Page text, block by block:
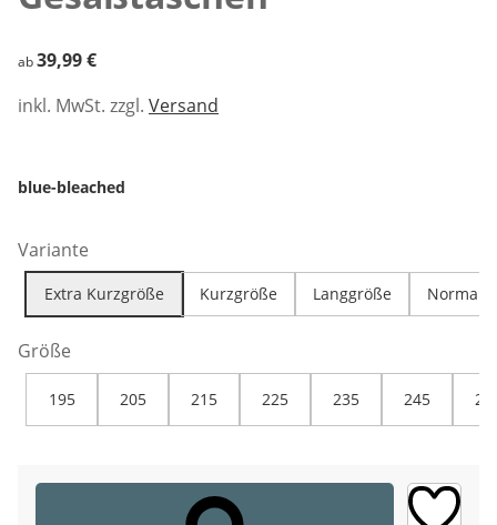
39,99 €
ab39,99 €
inkl. MwSt. zzgl. Versand
blue-bleached
Variante
Extra Kurzgröße Kurzgröße Langgröße
Größe
195 205 215 225 235 245